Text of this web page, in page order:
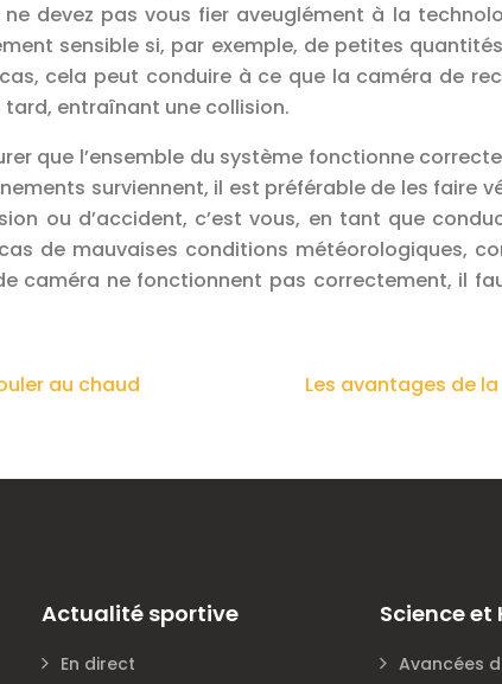
devez pas vous fier aveuglément à la
sensible si, par exemple, de petites
cela peut conduire à ce que la caméra de
entraînant une collision.
que l’ensemble du système fonctionne
surviennent, il est préférable de les faire
ou d’accident, c’est vous, en tant que
de mauvaises conditions météorologiques,
caméra ne fonctionnent pas correctement, il
au chaud
Les avantages de
Actualité sportive
En direct
Science
Avancées